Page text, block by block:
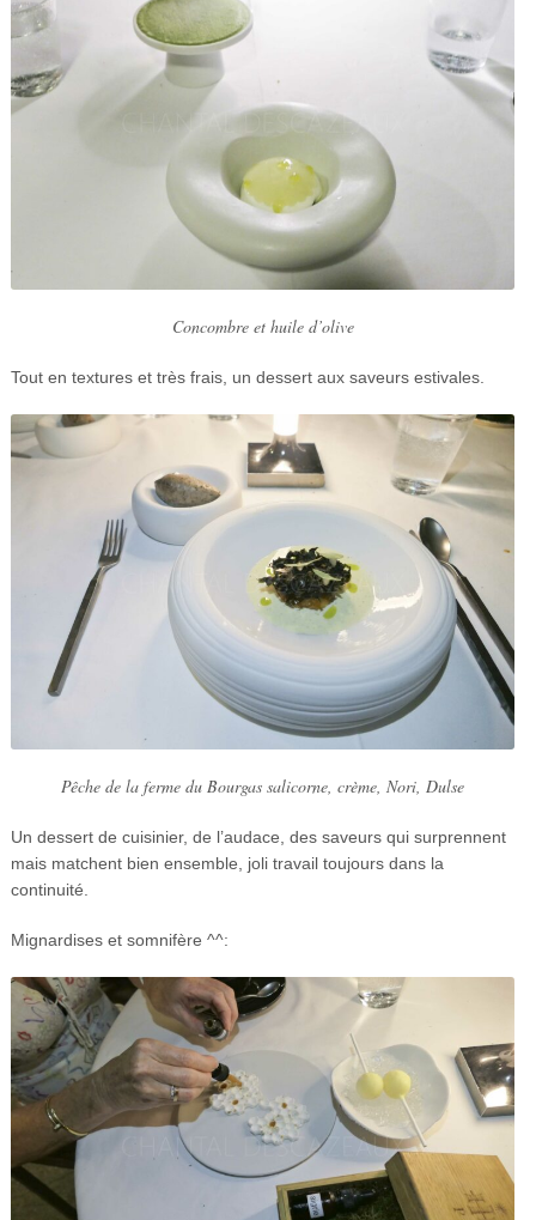
Concombre et huile d’olive
Tout en textures et très frais, un dessert aux saveurs estivales.
Pêche de la ferme du Bourgas salicorne, crème, Nori, Dulse
Un dessert de cuisinier, de l’audace, des saveurs qui surprennent
mais matchent bien ensemble, joli travail toujours dans la
continuité.
Mignardises et somnifère ^^: